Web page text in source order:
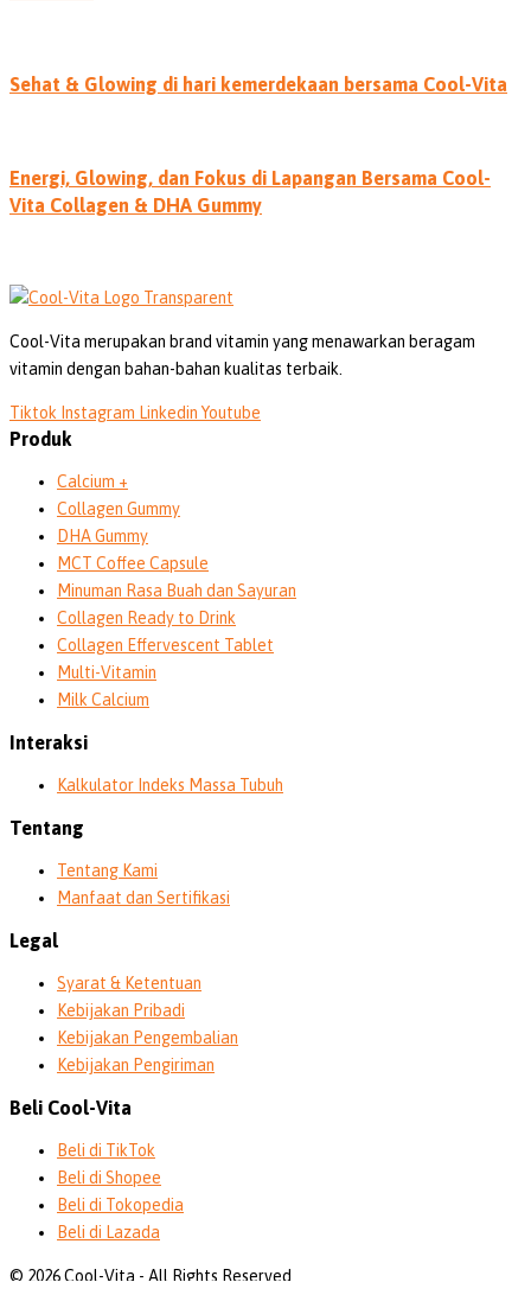
Sehat & Glowing di hari kemerdekaan bersama Cool-Vita
Energi, Glowing, dan Fokus di Lapangan Bersama Cool-
Vita Collagen & DHA Gummy
Cool-Vita merupakan brand vitamin yang menawarkan beragam
vitamin dengan bahan-bahan kualitas terbaik.
Tiktok Instagram Linkedin Youtube
Produk
Calcium +
Collagen Gummy
DHA Gummy
MCT Coffee Capsule
Minuman Rasa Buah dan Sayuran
Collagen Ready to Drink
Collagen Effervescent Tablet
Multi-Vitamin
Milk Calcium
Interaksi
Kalkulator Indeks Massa Tubuh
Tentang
Tentang Kami
Manfaat dan Sertifikasi
Legal
Syarat & Ketentuan
Kebijakan Pribadi
Kebijakan Pengembalian
Kebijakan Pengiriman
Beli Cool-Vita
Beli di TikTok
Beli di Shopee
Beli di Tokopedia
Beli di Lazada
© 2026 Cool-Vita - All Rights Reserved